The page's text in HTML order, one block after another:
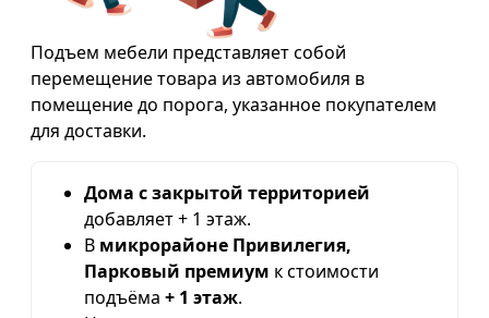
Подъем мебели представляет собой
перемещение товара из автомобиля в
помещение до порога, указанное покупателем
для доставки.
Дома с закрытой территорией
добавляет + 1 этаж.
В микрорайоне Привилегия,
Парковый премиум к стоимости
подъёма + 1 этаж.